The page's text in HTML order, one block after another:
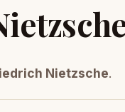
Nietzsche.